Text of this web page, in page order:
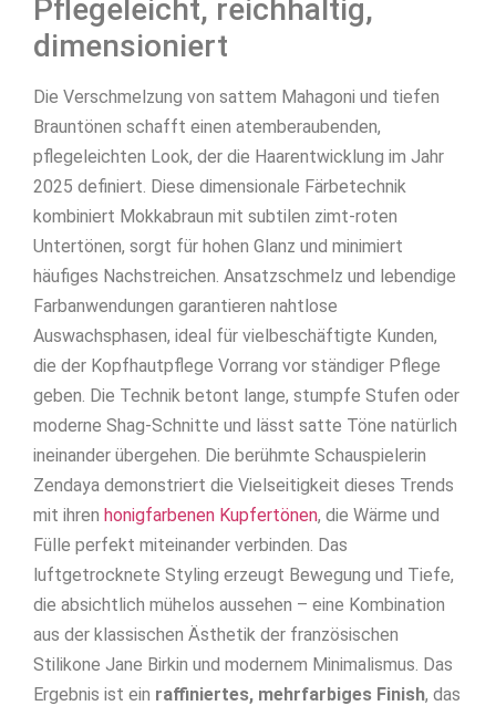
Pflegeleicht, reichhaltig,
dimensioniert
Die Verschmelzung von sattem Mahagoni und tiefen
Brauntönen schafft einen atemberaubenden,
pflegeleichten Look, der die Haarentwicklung im Jahr
2025 definiert. Diese dimensionale Färbetechnik
kombiniert Mokkabraun mit subtilen zimt-roten
Untertönen, sorgt für hohen Glanz und minimiert
häufiges Nachstreichen. Ansatzschmelz und lebendige
Farbanwendungen garantieren nahtlose
Auswachsphasen, ideal für vielbeschäftigte Kunden,
die der Kopfhautpflege Vorrang vor ständiger Pflege
geben. Die Technik betont lange, stumpfe Stufen oder
moderne Shag-Schnitte und lässt satte Töne natürlich
ineinander übergehen. Die berühmte Schauspielerin
Zendaya demonstriert die Vielseitigkeit dieses Trends
mit ihren honigfarbenen Kupfertönen, die Wärme und
Fülle perfekt miteinander verbinden. Das
luftgetrocknete Styling erzeugt Bewegung und Tiefe,
die absichtlich mühelos aussehen – eine Kombination
aus der klassischen Ästhetik der französischen
Stilikone Jane Birkin und modernem Minimalismus. Das
Ergebnis ist ein raffiniertes, mehrfarbiges Finish, das